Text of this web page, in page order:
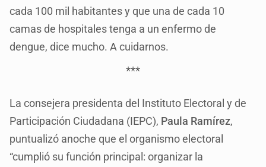
cada 100 mil habitantes y que una de cada 10
camas de hospitales tenga a un enfermo de
dengue, dice mucho. A cuidarnos.
***
La consejera presidenta del Instituto Electoral y de
Participación Ciudadana (IEPC), Paula Ramírez,
puntualizó anoche que el organismo electoral
“cumplió su función principal: organizar la